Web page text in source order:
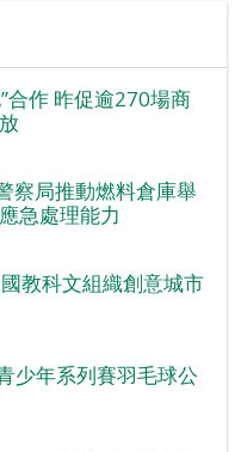
合作 昨促逾270場商
察局推動燃料倉庫舉
急處理能力
教科文組織創意城市
少年系列賽羽毛球公